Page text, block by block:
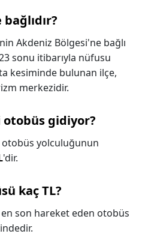
Akdeniz Bölgesi'ne bağlı
sonu itibarıyla nüfusu
kesiminde bulunan ilçe,
merkezidir.
gidiyor?
otobüs yolculuğunun
'dir.
kaç TL?
en son hareket eden otobüs